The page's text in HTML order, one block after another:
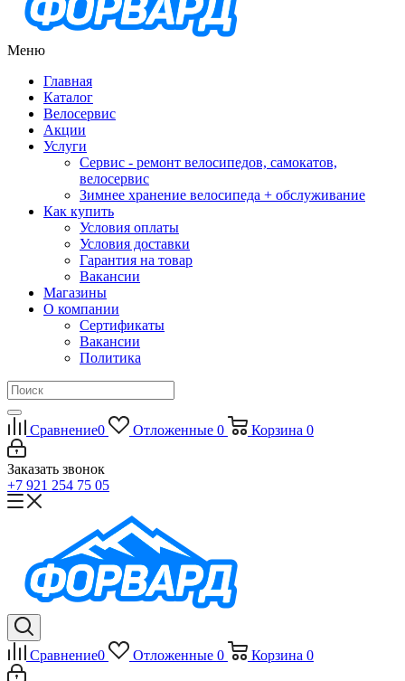
Меню
Главная
Каталог
Велосервис
Акции
Услуги
Сервис - ремонт велосипедов, самокатов,
велосервис
Зимнее хранение велосипеда + обслуживание
Как купить
Условия оплаты
Условия доставки
Гарантия на товар
Вакансии
Магазины
О компании
Сертификаты
Вакансии
Политика
Сравнение0 Отложенные 0 Корзина 0
Заказать звонок
+7 921 254 75 05
Сравнение0 Отложенные 0 Корзина 0